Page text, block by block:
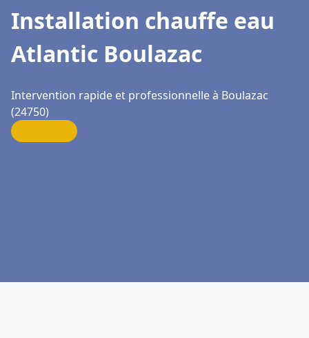
Installation chauffe eau
Atlantic Boulazac
Intervention rapide et professionnelle à Boulazac
(24750)